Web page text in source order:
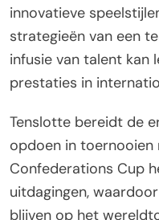
innovatieve
strategieën van een
infusie van talent
prestaties in
Tenslotte bereidt de
opdoen in toernooien
Confederations Cup
uitdagingen,
blijven op het